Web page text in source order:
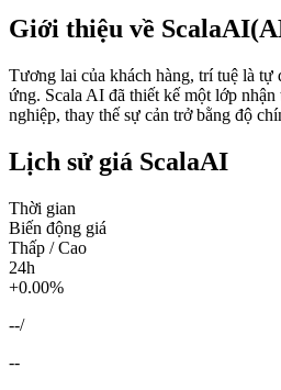
Giới thiệu về
Tương lai của khách hàng, trí tuệ là tự
ứng. Scala AI đã thiết kế một lớp
nghiệp, thay thế sự cản trở bằng độ
Lịch sử giá ScalaAI
Thời gian
Biến động giá
Thấp / Cao
24h
+0.00%
--/
--